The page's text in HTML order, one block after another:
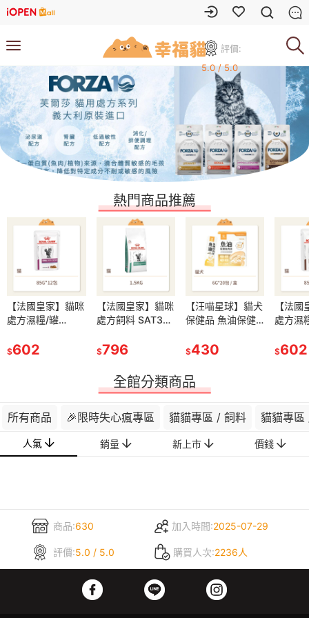
評價:
5.0 / 5.0
熱門商品推薦
【法國皇家】貓咪
處方濕糧/罐
腎臟病配方濕糧
$602
【法國皇家】貓咪
處方飼料 SAT34
方
$796
【汪喵星球】貓犬
保健品 魚油保健
$430
【法
處方濕
胃道配
$602
全館分類商品
所有商品 🎉限時失心瘋專區 貓貓專區 / 飼料 貓貓專區
人氣 銷量 新上市 價錢
商品:630 加入時間:2025-07-29
評價:5.0 / 5.0 購買人次:2236人